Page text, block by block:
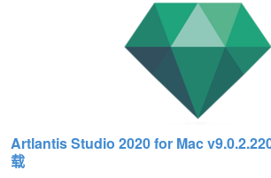
Artlantis Studio 2020 for Mac
载